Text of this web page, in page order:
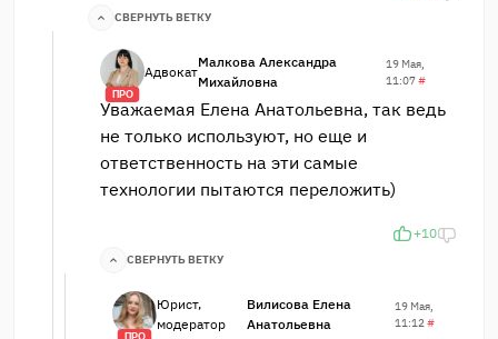
СВЕРНУТЬ ВЕТКУ
ПРО
Адвокат
Малкова Александра
Михайловна
19 Мая,
11:07#
Уважаемая Елена Анатольевна, так ведь
не только используют, но еще и
ответственность на эти самые
технологии пытаются переложить)
+10
СВЕРНУТЬ ВЕТКУ
Юрист,
модератор
Вилисова Елена
Анатольевна
19 Мая,
11:12 #